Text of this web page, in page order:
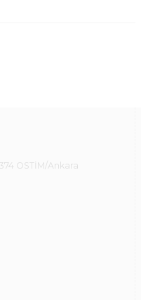
OSTİM/Ankara